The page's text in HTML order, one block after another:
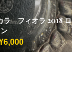
ラ フィオラ 2018 ロ